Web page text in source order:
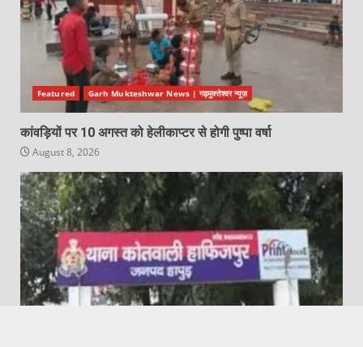
Featured Garh Mukteshwar News | गढ़मुक्तेश्वर न्यूज़
कांवड़ियों पर 10 अगस्त को हेलीकाप्टर से होगी पुष्पा वर्षा
August 8, 2026